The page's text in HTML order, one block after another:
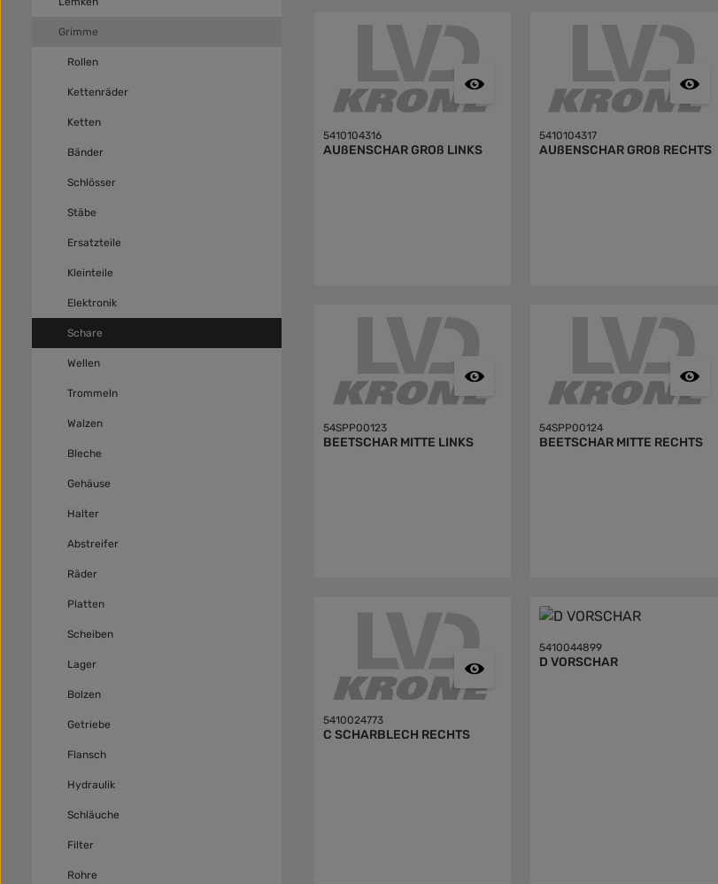
Grimme
Rollen
Kettenräder
Ketten
Bänder
Schlösser
Stäbe
Ersatzteile
Kleinteile
Elektronik
Schare
Wellen
Trommeln
Walzen
Bleche
Gehäuse
Halter
Abstreifer
Räder
Platten
Scheiben
Lager
Bolzen
Getriebe
Flansch
Hydraulik
Schläuche
Filter
Rohre
5410104316
AUßENSCHAR GROß LINKS
5410104317
AUßENSCHAR GROß RECHTS
54SPP00123
BEETSCHAR MITTE LINKS
54SPP00124
BEETSCHAR MITTE RECHTS
5410024773
C SCHARBLECH RECHTS
5410044899
D VORSCHAR